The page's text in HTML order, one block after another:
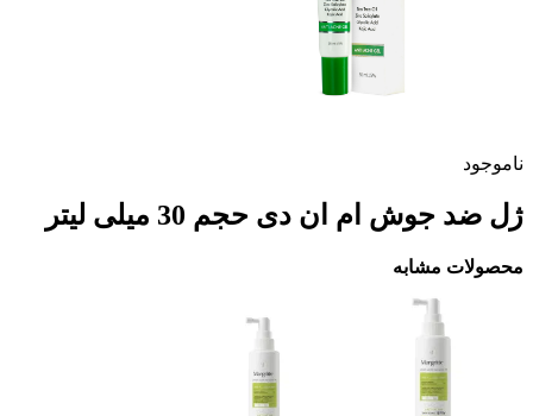
ناموجود
ژل ضد جوش ام ان دی حجم 30 میلی لیتر
محصولات مشابه